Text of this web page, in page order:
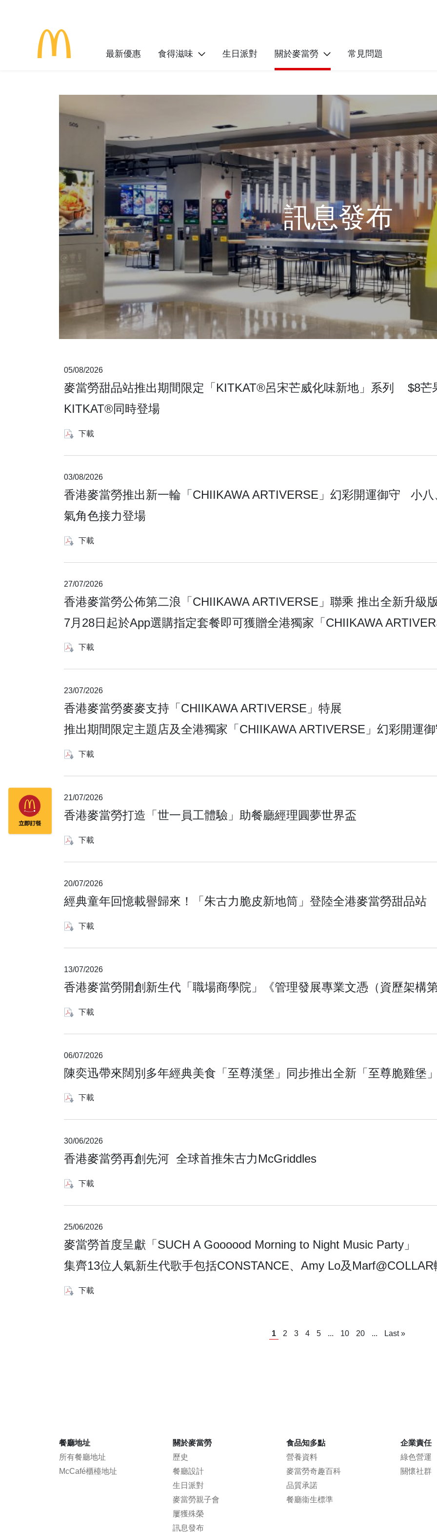
最新優惠 食得滋味 生日派對 關於麥當勞 常見問題
訊息發布
05/08/2026
麥當勞甜品站推出期間限定「KITKAT®呂宋芒威化味新地​」系列 $8芒
KITKAT®同時登場
下載
03/08/2026
香港麥當勞推出新一輪「CHIIKAWA ARTIVERSE」幻彩開運御守 小
氣角色接力登場
下載
27/07/2026
香港麥當勞公佈第二浪「CHIIKAWA ARTIVERSE」聯乘 推出全新升級
7月28日起於App選購指定套餐即可獲贈全港獨家「CHIIKAWA
下載
23/07/2026
香港麥當勞麥麥支持「CHIIKAWA ARTIVERSE」特展
推出期間限定主題店及全港獨家「CHIIKAWA ARTIVERSE」幻彩開運
下載
21/07/2026
香港麥當勞打造「世一員工體驗」助餐廳經理圓夢世界盃
下載
20/07/2026
經典童年回憶載譽歸來！「朱古力脆皮新地筒」登陸全港麥當勞甜品站
下載
13/07/2026
香港麥當勞開創新生代「職場商學院」《管理發展專業文憑（資歷架構
下載
06/07/2026
陳奕迅帶來闊別多年經典美食「至尊漢堡」同步推出全新「至尊脆雞堡
下載
30/06/2026
香港麥當勞再創先河 全球首推朱古力McGriddles
下載
25/06/2026
麥當勞首度呈獻「SUCH A Goooood Morning to Night Music Party」
集齊13位人氣新生代歌手包括CONSTANCE、Amy Lo及
下載
1 2 3 4 5 ... 10 20 ... Last »
餐廳地址
所有餐廳地址
McCafé櫃檯地址
關於麥當勞
歷史
餐廳設計
生日派對
麥當勞親子會
屢獲殊榮
訊息發布
食品知多點
營養資料
麥當勞奇趣百科
品質承諾
餐廳衞生標準
企業責任
綠色營運
關懷社群